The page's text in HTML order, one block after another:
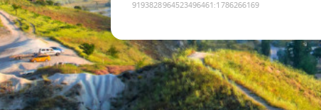
9193828964523496461 :1786266169